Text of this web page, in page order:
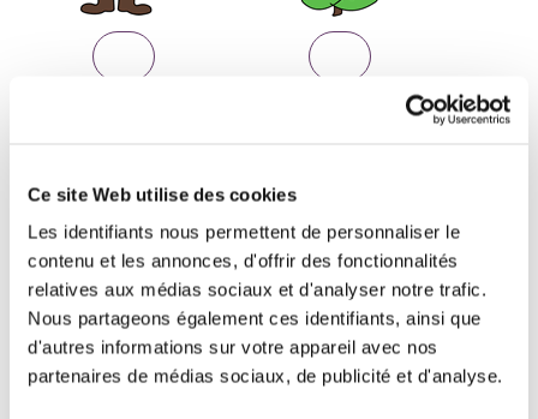
Ce site Web utilise des cookies
Les identifiants nous permettent de personnaliser le
contenu et les annonces, d'offrir des fonctionnalités
relatives aux médias sociaux et d'analyser notre trafic.
Nous partageons également ces identifiants, ainsi que
d'autres informations sur votre appareil avec nos
partenaires de médias sociaux, de publicité et d'analyse.